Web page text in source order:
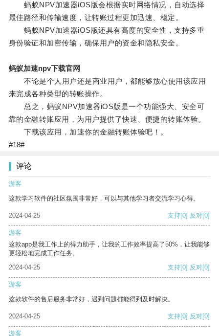
蚂蚁NPV加速器iOS版会根据实时网络情况，自动选择
最佳路径和传输速度，让转账过程更加迅速、稳定。
蚂蚁NPV加速器iOS版还具有高度的安全性，支持多重
身份验证和加密传输，确保用户的资金和隐私安全。
蚂蚁加速npv下载官网
不论是个人用户还是商业用户，都能够放心使用该应用
来完成各种类型的转账操作。
总之，蚂蚁NPV加速器iOS版是一个功能强大、安全可
靠的金融转账应用，为用户提供了快速、便捷的转账体验。
下载该应用，加速你的金融转账体验吧！。
#18#
评论
游客
这款学习软件的社区氛围非常好，可以与其他学习者交流学习心得。
2024-04-25 支持[0] 反对[0]
游客
这款app是我工作上的得力助手，让我的工作效率提高了50%，让我能够
更轻松地完成工作任务。
2024-04-25
支持[0] 反对[0]
游客
这款软件的售后服务非常好，遇到问题都能得到及时解决。
2024-04-25 支持[0] 反对[0]
游客